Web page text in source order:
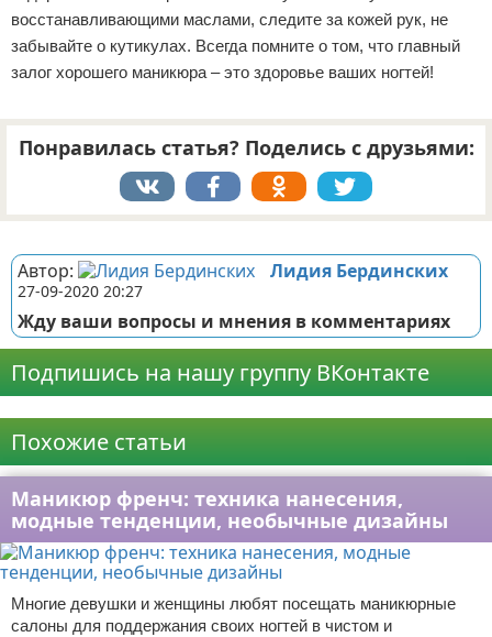
восстанавливающими маслами, следите за кожей рук, не
забывайте о кутикулах. Всегда помните о том, что главный
залог хорошего маникюра – это здоровье ваших ногтей!
Понравилась статья? Поделись с друзьями:
Автор: Лидия Бердинских
27-09-2020 20:27
Жду ваши вопросы и мнения в комментариях
Подпишись на нашу группу ВКонтакте
Похожие статьи
Маникюр френч: техника нанесения,
модные тенденции, необычные дизайны
Многие девушки и женщины любят посещать маникюрные
салоны для поддержания своих ногтей в чистом и